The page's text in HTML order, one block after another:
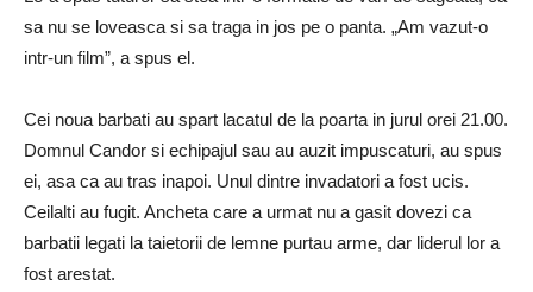
sa nu se loveasca si sa traga in jos pe o panta. „Am vazut-o
intr-un film”, a spus el.
Cei noua barbati au spart lacatul de la poarta in jurul orei 21.00.
Domnul Candor si echipajul sau au auzit impuscaturi, au spus
ei, asa ca au tras inapoi. Unul dintre invadatori a fost ucis.
Ceilalti au fugit. Ancheta care a urmat nu a gasit dovezi ca
barbatii legati la taietorii de lemne purtau arme, dar liderul lor a
fost arestat.